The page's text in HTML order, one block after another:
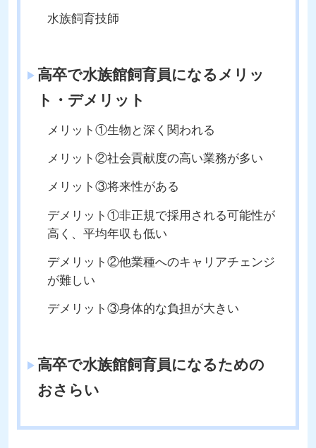
水族飼育技師
高卒で水族館飼育員になるメリッ
ト・デメリット
メリット①生物と深く関われる
メリット②社会貢献度の高い業務が多い
メリット③将来性がある
デメリット①非正規で採用される可能性が
高く、平均年収も低い
デメリット②他業種へのキャリアチェンジ
が難しい
デメリット③身体的な負担が大きい
高卒で水族館飼育員になるための
おさらい